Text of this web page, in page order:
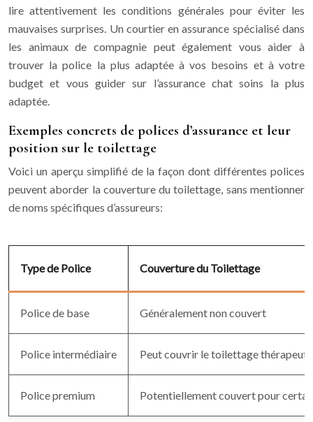
lire attentivement les conditions générales pour éviter les
mauvaises surprises. Un courtier en assurance spécialisé dans
les animaux de compagnie peut également vous aider à
trouver la police la plus adaptée à vos besoins et à votre
budget et vous guider sur l’assurance chat soins la plus
adaptée.
Exemples concrets de polices d’assurance et leur
position sur le toilettage
Voici un aperçu simplifié de la façon dont différentes polices
peuvent aborder la couverture du toilettage, sans mentionner
de noms spécifiques d’assureurs:
Type de Police Couverture du Toilettage
Police de base Généralement non couvert
Police intermédiaire Peut couvrir le toilettage
Police premium Potentiellement couvert pour